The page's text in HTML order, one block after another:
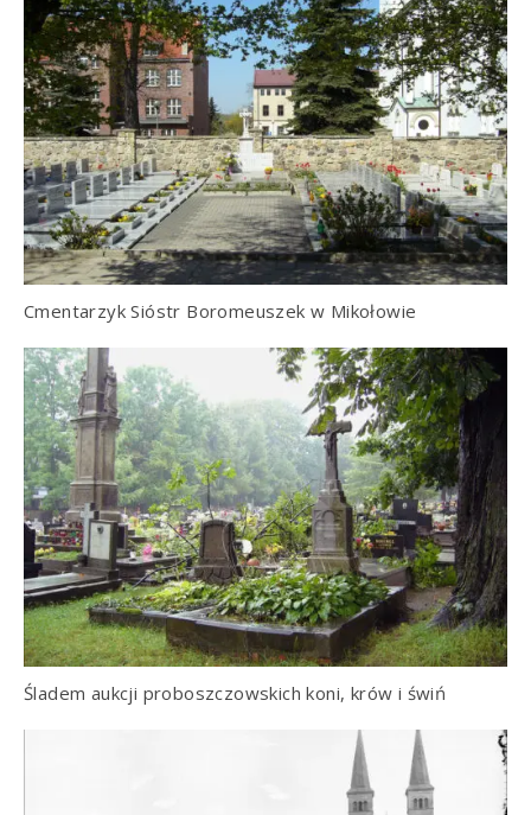
Cmentarzyk Sióstr Boromeuszek w Mikołowie
Śladem aukcji proboszczowskich koni, krów i świń